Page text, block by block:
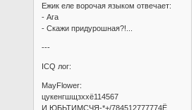
Ежик еле ворочая языком отвечает:
- Ага
- Скажи придурошная?!...
---
ICQ лог:
MayFlower:
цукенгшщзххё114567
И ЮБЬТИМСЧЯ-*+/784512777774Ё